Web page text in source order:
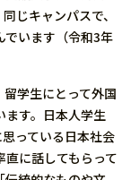
じキャンパスで、
でいます（令和3年
学生にとって外国
ます。日本人学生
っている日本社会
に話してもらって